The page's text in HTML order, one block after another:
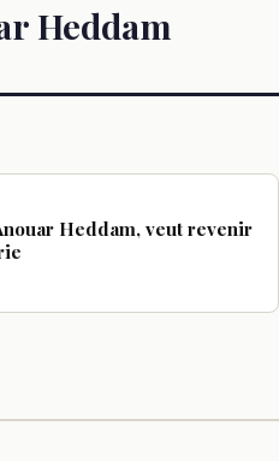
Heddam
Heddam, veut revenir